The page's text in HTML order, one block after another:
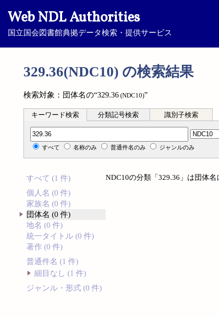
Web NDL Authorities
国立国会図書館典拠データ検索・提供サービス
329.36(NDC10) の検索結果
検索対象：団体名の“329.36 (NDC10)”
キーワード検索 分類記号検索 識別子検索
分類記号検索
すべて 名称のみ 普通件名のみ ジャンルのみ
すべて (1 件)
個人名 (0 件)
家族名 (0 件)
団体名 (0 件)
地名 (0 件)
統一タイトル (0 件)
著作 (0 件)
普通件名 (1 件)
細目なし (1 件)
ジャンル・形式 (0 件)
NDC10の分類「329.36」は団体